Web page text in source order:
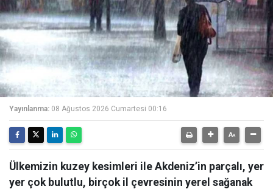
Yayınlanma: 08 Ağustos 2026 Cumartesi 00:16
Ülkemizin kuzey kesimleri ile Akdeniz’in parçalı, yer
yer çok bulutlu, birçok il çevresinin yerel sağanak